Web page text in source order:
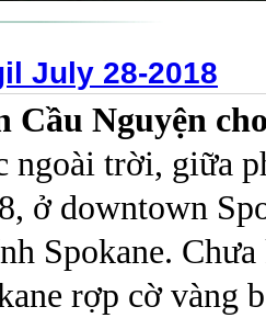
July 28-2018
Cầu Nguyện
ngoài trời, giữa
ở downtown
Spokane.
rợp cờ vàng